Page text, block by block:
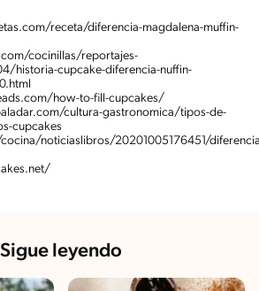
receta/diferencia-magdalena-muffin-
cocinillas/reportajes-
historia-cupcake-diferencia-nuffin-
how-to-fill-cupcakes/
cultura-gastronomica/tipos-de-
cupcakes
noticiaslibros/20201005176451/
Sigue leyendo